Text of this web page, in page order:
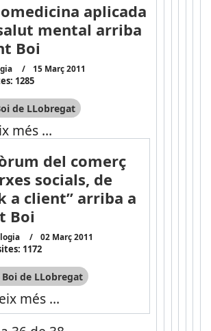
aplicada
mental arriba
Boi
15 Març 2011
1285
de LLobregat
més …
del comerç
socials, de
a client” arriba a
Boi
02 Març 2011
1172
Boi de LLobregat
més …